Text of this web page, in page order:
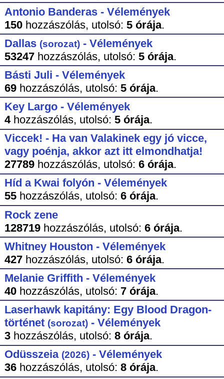
Antonio Banderas - Vélemények
150hozzászólás, utolsó: 5 órája.
Dallas (sorozat)- Vélemények
53247hozzászólás, utolsó: 5 órája.
Básti Juli - Vélemények
69hozzászólás, utolsó: 5 órája.
Key Largo - Vélemények
4hozzászólás, utolsó: 5 órája.
Viccek! - Ha van Valakinek egy jó vicce,
vagy poénja, akkor azt itt elmondhatja!
27789hozzászólás, utolsó: 6 órája.
Híd a Kwai folyón - Vélemények
55hozzászólás, utolsó: 6 órája.
Rock zene
128719hozzászólás, utolsó: 6 órája.
Whitney Houston - Vélemények
427hozzászólás, utolsó: 6 órája.
Melanie Griffith - Vélemények
40hozzászólás, utolsó: 7 órája.
Laserhawk kapitány: Egy Blood Dragon-
történet (sorozat)- Vélemények
3hozzászólás, utolsó: 8 órája.
Odüsszeia (2026)- Vélemények
36hozzászólás, utolsó: 8 órája.